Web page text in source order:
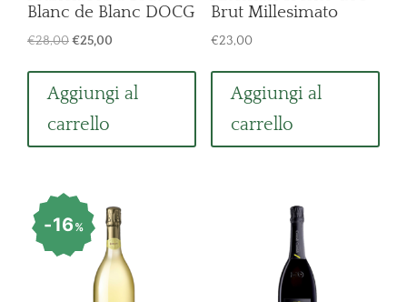
Blanc de Blanc DOCG
€28,00Il
originale
€28,00.
€25,00
attuale
Aggiungi al
carrello
Brut Millesimato
€23,00
Aggiungi al
carrello
16%